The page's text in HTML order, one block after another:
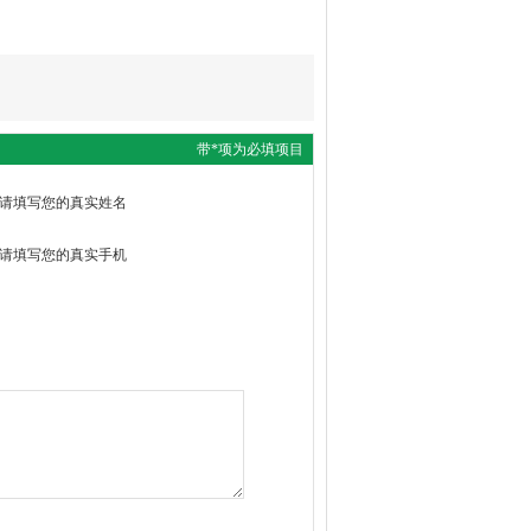
带*项为必填项目
请填写您的真实姓名
填写您的真实手机